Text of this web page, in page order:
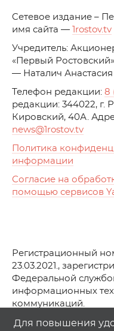
Cетевое издание –
имя сайта —
1rostov.tv
Учредитель:
«Первый
— Наталич
Телефон редакции: 8
редакции: 344022,
Кировский, 40А.
news@1rostov.tv
Политика
информации
Согласие на
помощью сервисов
Регистрационный
23.03.2021.,
Федеральной
информационных
коммуникаций.
© АО Телеканал
Для повышения